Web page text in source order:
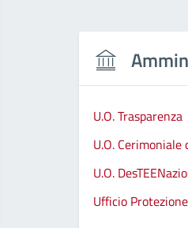
U.O. Trasparenza
U.O.
U.O.
Ufficio